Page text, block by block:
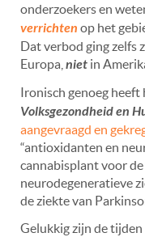
onderzoekers en
verrichten op het
Dat verbod ging zelfs
Europa, niet in
Ironisch genoeg heeft
Volksgezondheid en
aangevraagd en
“antioxidanten en
cannabisplant voor
neurodegeneratieve
de ziekte van
Gelukkig zijn de